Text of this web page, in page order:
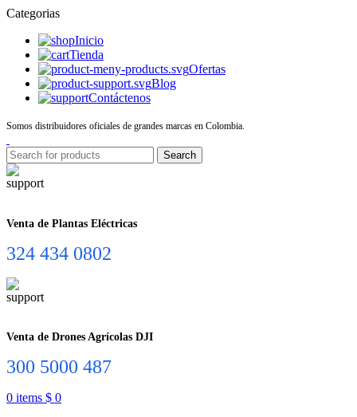
Categorias
Inicio
Tienda
Ofertas
Blog
Contáctenos
Somos distribuidores oficiales de grandes marcas en Colombia.
Search
Venta de Plantas Eléctricas
324 434 0802
Venta de Drones Agrícolas DJI
300 5000 487
0 items $ 0